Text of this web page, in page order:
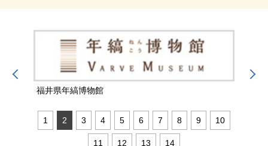
福井県年縞博物館
1 2 3 4 5 6 7 8 9 10
11 12 13 14